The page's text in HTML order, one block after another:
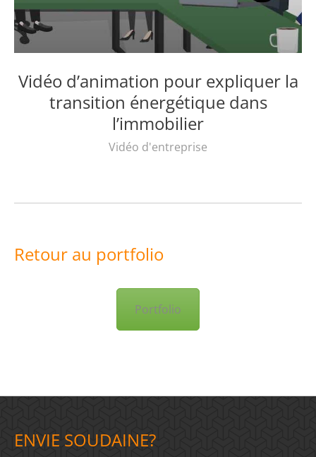
Vidéo d’animation pour expliquer la
transition énergétique dans
l’immobilier
Vidéo d'entreprise
Retour au portfolio
Portfolio
ENVIE SOUDAINE?